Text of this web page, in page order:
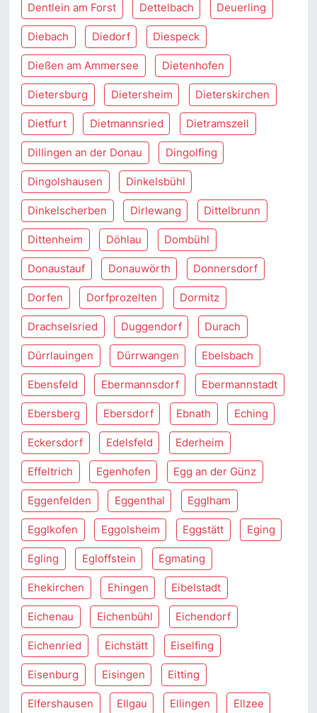
Dentlein am Forst Dettelbach Deuerling
Diebach Diedorf Diespeck
Dießen am Ammersee Dietenhofen
Dietersburg Dietersheim Dieterskirchen
Dietfurt Dietmannsried Dietramszell
Dillingen an der Donau Dingolfing
Dingolshausen Dinkelsbühl
Dinkelscherben Dirlewang Dittelbrunn
Dittenheim Döhlau Dombühl
Donaustauf Donauwörth Donnersdorf
Dorfen Dorfprozelten Dormitz
Drachselsried Duggendorf Durach
Dürrlauingen Dürrwangen Ebelsbach
Ebensfeld Ebermannsdorf Ebermannstadt
Ebersberg Ebersdorf Ebnath Eching
Eckersdorf Edelsfeld Ederheim
Effeltrich Egenhofen Egg an der Günz
Eggenfelden Eggenthal Egglham
Egglkofen Eggolsheim Eggstätt Eging
Egling Egloffstein Egmating
Ehekirchen Ehingen Eibelstadt
Eichenau Eichenbühl Eichendorf
Eichenried Eichstätt Eiselfing
Eisenburg Eisingen Eitting
Elfershausen Ellgau Ellingen Ellzee